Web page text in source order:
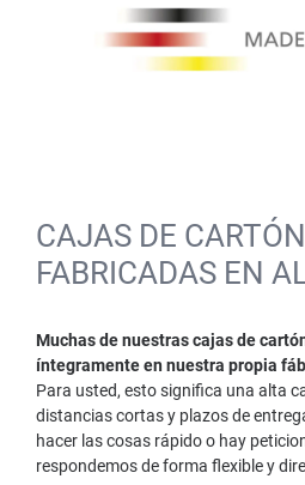
CAJAS DE CARTÓN
FABRICADAS EN
Muchas de nuestras cajas de
íntegramente en nuestra propia
Para usted, esto significa una alta
distancias cortas y plazos de
hacer las cosas rápido o hay
respondemos de forma flexible y